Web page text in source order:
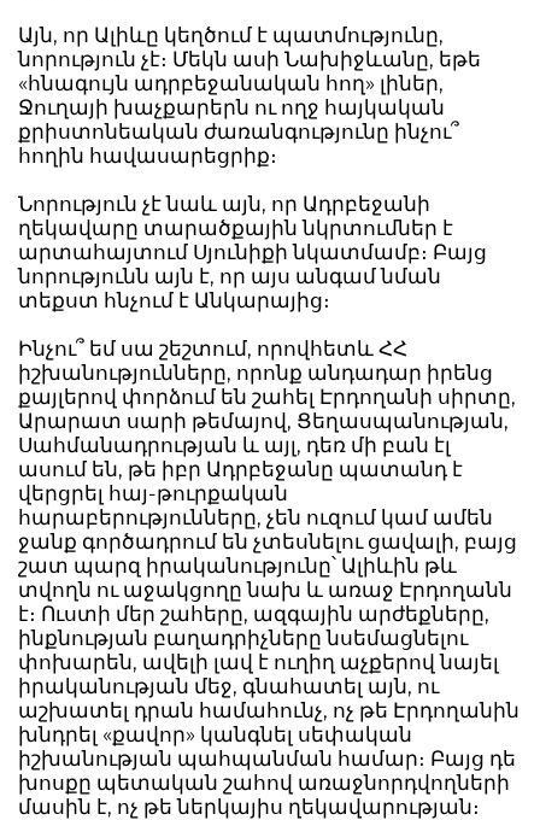
Այն, որ Ալիևը կեղծում է պատմությունը,
նորություն չէ։ Մեկն ասի Նախիջևանը, եթե
«հնագույն ադրբեջանական հող» լիներ,
Ջուղայի խաչքարերն ու ողջ հայկական
քրիստոնեական ժառանգությունը ինչու՞
հողին հավասարեցրիք։
Նորություն չէ նաև այն, որ Ադրբեջանի
ղեկավարը տարածքային նկրտումներ է
արտահայտում Սյունիքի նկատմամբ։ Բայց
նորությունն այն է, որ այս անգամ նման
տեքստ հնչում է Անկարայից։
Ինչու՞ եմ սա շեշտում, որովհետև ՀՀ
իշխանությունները, որոնք անդադար իրենց
քայլերով փորձում են շահել Էրդողանի սիրտը,
Արարատ սարի թեմայով, Ցեղասպանության,
Սահմանադրության և այլ, դեռ մի բան էլ
ասում են, թե իբր Ադրբեջանը պատանդ է
վերցրել հայ-թուրքական
հարաբերությունները, չեն ուզում կամ ամեն
ջանք գործադրում են չտեսնելու ցավալի, բայց
շատ պարզ իրականությունը՝ Ալիևին թև
տվողն ու աջակցողը նախ և առաջ Էրդողանն
է։ Ուստի մեր շահերը, ազգային արժեքները,
ինքնության բաղադրիչները նսեմացնելու
փոխարեն, ավելի լավ է ուղիղ աչքերով նայել
իրականության մեջ, գնահատել այն, ու
աշխատել դրան համահունչ, ոչ թե Էրդողանին
խնդրել «քավոր» կանգնել սեփական
իշխանության պահպանման համար։ Բայց դե
խոսքը պետական շահով առաջնորդվողների
մասին է, ոչ թե ներկայիս ղեկավարության։